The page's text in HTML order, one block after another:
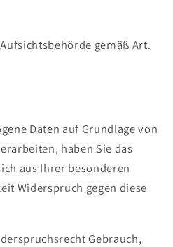
gemäß Art.
Daten auf Grundlage von
haben Sie das
aus Ihrer besonderen
Widerspruch gegen diese
Gebrauch,